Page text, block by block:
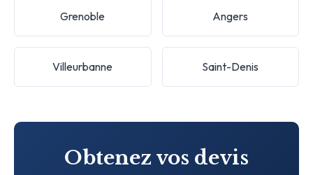
Grenoble Angers
Villeurbanne Saint-Denis
Obtenez vos devis